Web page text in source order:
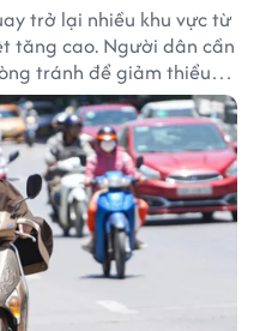
trở lại nhiều khu vực từ
tăng cao. Người dân cần
tránh để giảm thiểu